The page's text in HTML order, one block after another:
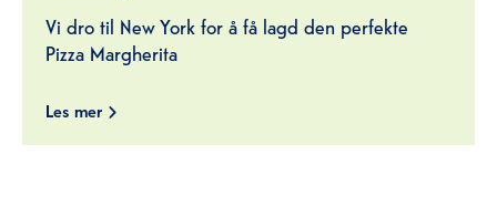
Vi dro til New York for å få lagd den perfekte
Pizza Margherita
Les mer